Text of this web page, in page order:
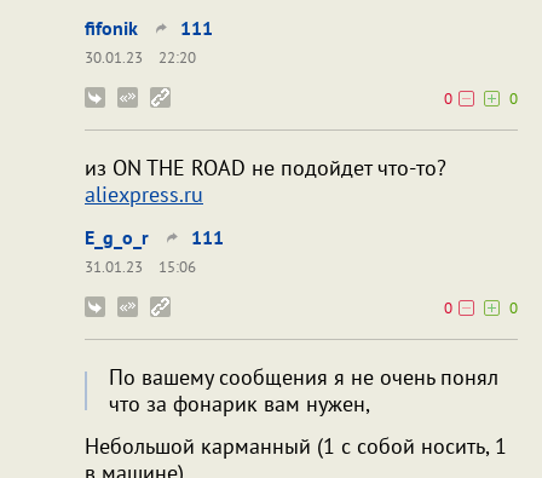
fifonik 111
30.01.23
22:20
0
0
из ON THE ROAD не подойдет что-то?
aliexpress.ru
E_g_o_r 111
31.01.23
15:06
0
0
По вашему сообщения я не очень понял
что за фонарик вам нужен,
Небольшой карманный (1 с собой носить, 1